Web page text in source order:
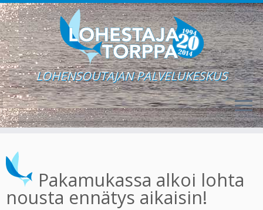
content
LOHENSOUTAJAN PALVELUKESKUS
Pakamukassa alkoi lohta
nousta ennätys aikaisin!